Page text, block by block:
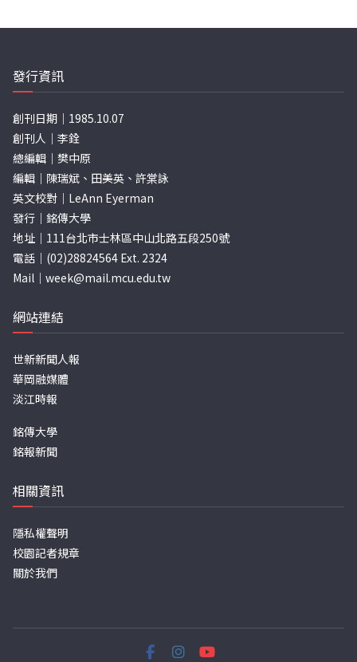
發行資訊
創刊日期｜1985.10.07
創刊人｜李銓
總編輯｜樊中原
編輯｜陳瑞斌、田美英、許棠詠
英文校對｜LeAnn Eyerman
發行｜銘傳大學
地址｜111台北市士林區中山北路五段250號
電話｜(02)28824564 Ext. 2324
Mail｜ week@mail.mcu.edu.tw
網站連結
世新新聞人報
華岡融媒體
淡江時報
銘傳大學
銘報新聞
相關資訊
隱私權聲明
校園記者規章
關於我們